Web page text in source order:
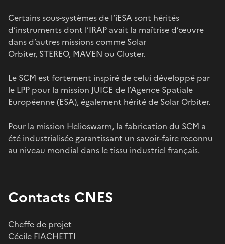
Certains sous-systèmes de l’iESA sont hérités
d’instruments dont l’IRAP avait la maîtrise d’œuvre
dans d’autres missions comme Solar
Orbiter, STEREO, MAVEN ou Cluster.
Le SCM est fortement inspiré de celui développé par
le LPP pour la mission JUICE de l’Agence Spatiale
Européenne (ESA), également hérité de Solar Orbiter.
Pour la mission Helioswarm, la fabrication du SCM a
été industrialisée garantissant un savoir-faire reconnu
au niveau mondial dans le tissu industriel français.
Contacts CNES
Cheffe de projet
Cécile FIACHETTI